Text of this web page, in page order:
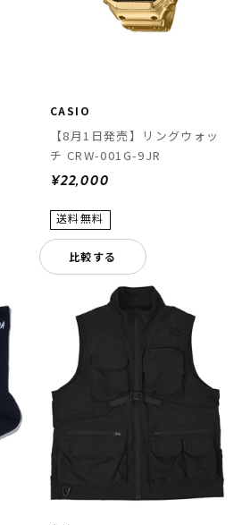
CASIO
【8月1日発売】リングウォッ
チ CRW-001G-9JR
¥22,000
比較する